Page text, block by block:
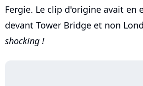
Fergie. Le clip d'origine avait en
devant Tower Bridge et non
shocking !